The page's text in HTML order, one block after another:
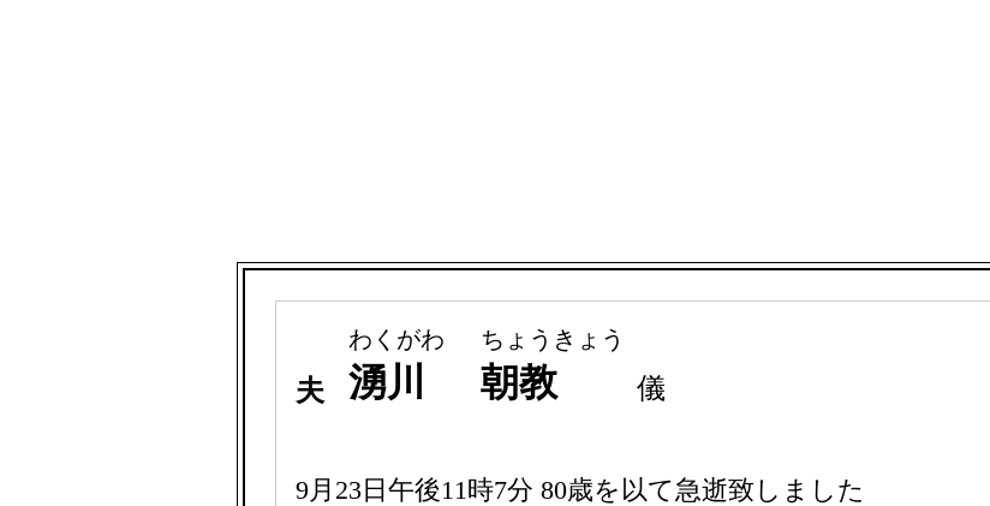
わくがわ ちょうきょう
夫 湧川 朝教 儀
9月23日午後11時7分 80歳を以て急逝致しました